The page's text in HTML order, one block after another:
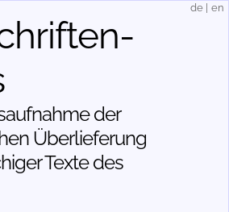
der
Über­lieferung
Texte des
de en